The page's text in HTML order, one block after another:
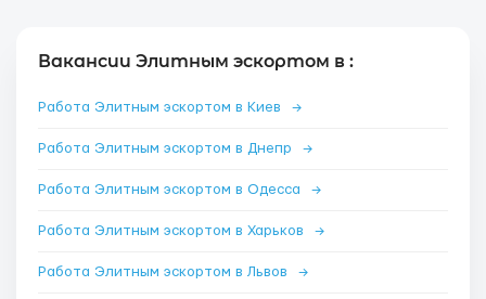
Вакансии Элитным эскортом в :
Работа Элитным эскортом в Киев →
Работа Элитным эскортом в Днепр →
Работа Элитным эскортом в Одесса →
Работа Элитным эскортом в Харьков →
Работа Элитным эскортом в Львов →